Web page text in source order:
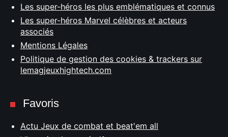
Les super-héros les plus emblématiques et connus
Les super-héros Marvel célèbres et acteurs
associés
Mentions Légales
Politique de gestion des cookies & trackers sur
lemagjeuxhightech.com
Favoris
Actu Jeux de combat et beat'em all